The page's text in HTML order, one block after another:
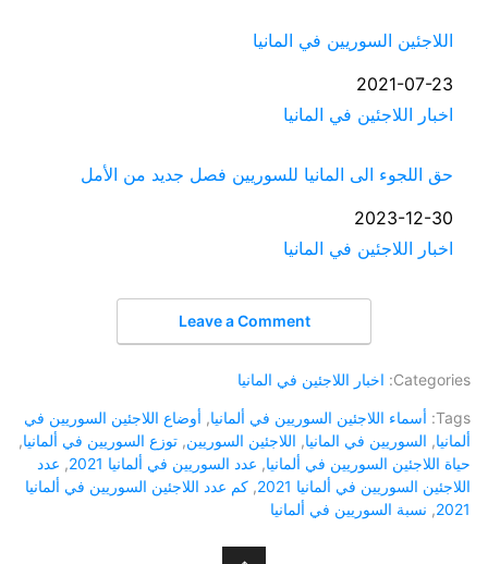
اللاجئين السوريين في المانيا
التاريخ
2021-07-23
في ما يتعلق بما يأتي
اخبار اللاجئين في المانيا
حق اللجوء الى المانيا للسوريين فصل جديد من الأمل
التاريخ
2023-12-30
في ما يتعلق بما يأتي
اخبار اللاجئين في المانيا
Leave a Comment
Categories: اخبار اللاجئين في المانيا
Tags: أسماء اللاجئين السوريين في ألمانيا, أوضاع اللاجئين السوريين في
ألمانيا, السوريين في المانيا, اللاجئين السوريين, توزع السوريين في ألمانيا,
حياة اللاجئين السوريين في ألمانيا, عدد السوريين في ألمانيا 2021 , عدد
اللاجئين السوريين في ألمانيا 2021
, كم عدد اللاجئين السوريين في ألمانيا
2021
, نسبة السوريين في ألمانيا